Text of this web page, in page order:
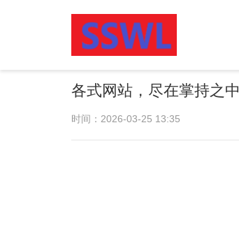
各式网站，尽在掌持之中
时间：2026-03-25 13:35